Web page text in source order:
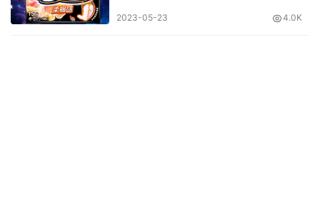
2023-05-23 4.0K